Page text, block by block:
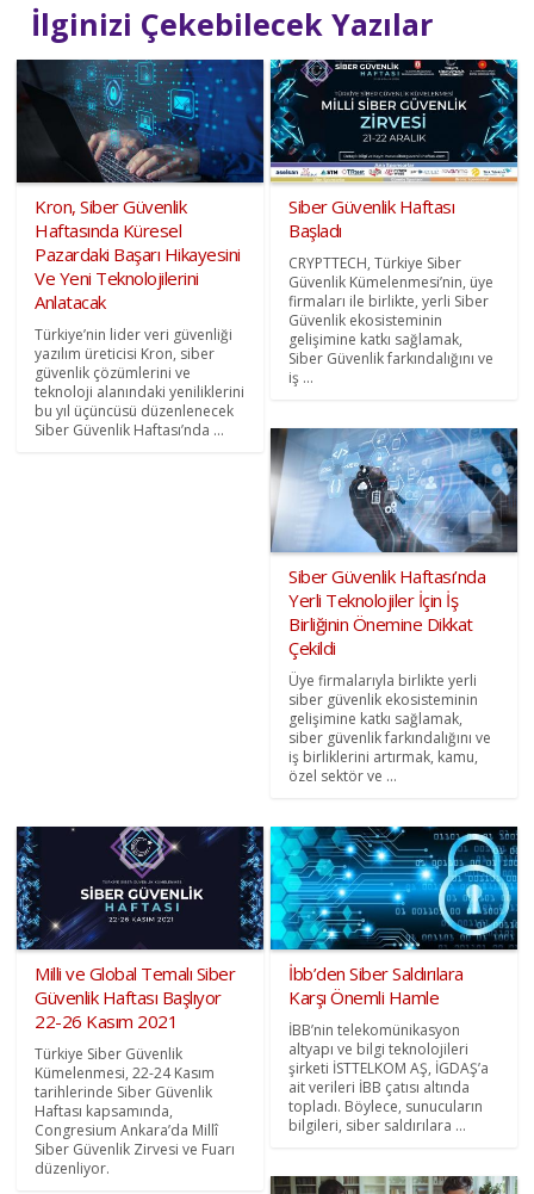
İlginizi Çekebilecek Yazılar
Kron, Siber Güvenlik
Haftasında Küresel
Pazardaki Başarı Hikayesini
Ve Yeni Teknolojilerini
Anlatacak
Türkiye’nin lider veri güvenliği
yazılım üreticisi Kron, siber
güvenlik çözümlerini ve
teknoloji alanındaki yeniliklerini
bu yıl üçüncüsü düzenlenecek
Siber Güvenlik Haftası’nda ...
Siber Güvenlik Haftası
Başladı
CRYPTTECH, Türkiye Siber
Güvenlik Kümelenmesi’nin, üye
firmaları ile birlikte, yerli Siber
Güvenlik ekosisteminin
gelişimine katkı sağlamak,
Siber Güvenlik farkındalığını ve
iş ...
Siber Güvenlik Haftası’nda
Yerli Teknolojiler İçin İş
Birliğinin Önemine Dikkat
Çekildi
Üye firmalarıyla birlikte yerli
siber güvenlik ekosisteminin
gelişimine katkı sağlamak,
siber güvenlik farkındalığını ve
iş birliklerini artırmak, kamu,
özel sektör ve ...
Milli ve Global Temalı Siber
Güvenlik Haftası Başlıyor
22-26 Kasım 2021
Türkiye Siber Güvenlik
Kümelenmesi, 22-24 Kasım
tarihlerinde Siber Güvenlik
Haftası kapsamında,
Congresium Ankara’da Millî
Siber Güvenlik Zirvesi ve Fuarı
düzenliyor.
İbb’den Siber Saldırılara
Karşı Önemli Hamle
İBB’nin telekomünikasyon
altyapı ve bilgi teknolojileri
şirketi İSTTELKOM AŞ, İGDAŞ’a
ait verileri İBB çatısı altında
topladı. Böylece, sunucuların
bilgileri, siber saldırılara ...